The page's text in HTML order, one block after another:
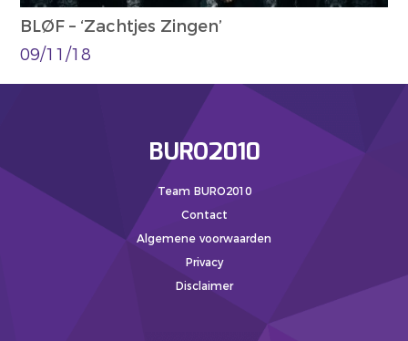
BLØF – ‘Zachtjes Zingen’
09/11/18
BURO2010
Team BURO2010
Contact
Algemene voorwaarden
Privacy
Disclaimer